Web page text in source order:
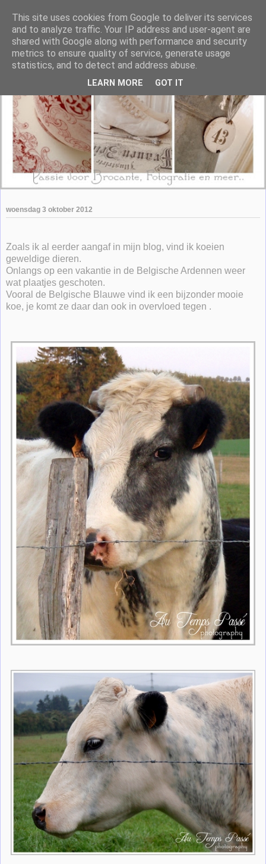
woensdag 3 oktober 2012
Zoals ik al eerder aangaf in mijn blog, vind ik koeien
geweldige dieren.
Onlangs op een vakantie in de Belgische Ardennen weer
wat plaatjes geschoten.
Vooral de Belgische Blauwe vind ik een bijzonder mooie
koe, je komt ze daar dan ook in overvloed tegen .
This site uses cookies from Google to deliver its services
and to analyze traffic. Your IP address and user-agent are
shared with Google along with performance and security
metrics to ensure quality of service, generate usage
statistics, and to detect and address abuse.
LEARN MORE GOT IT